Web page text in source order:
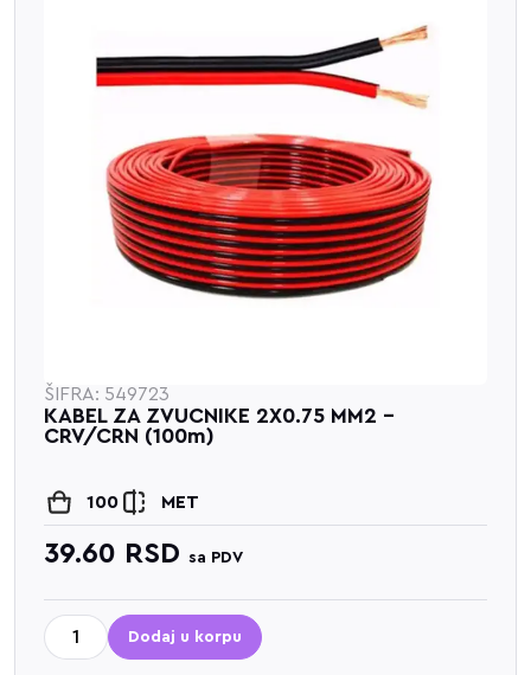
ŠIFRA: 549723
KABEL ZA ZVUCNIKE 2X0.75 MM2 -
CRV/CRN (100m)
100 MET
39.60 RSD sa PDV
Dodaj u korpu